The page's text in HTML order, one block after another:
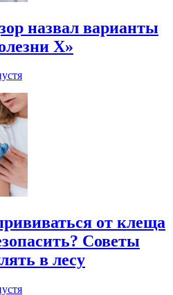
назвал варианты
Х»
от клеща
Советы
в лесу